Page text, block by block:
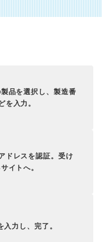
製品を選択し、製造番
を入力。
ドレスを認証。受け
イトへ。
入力し、完了。